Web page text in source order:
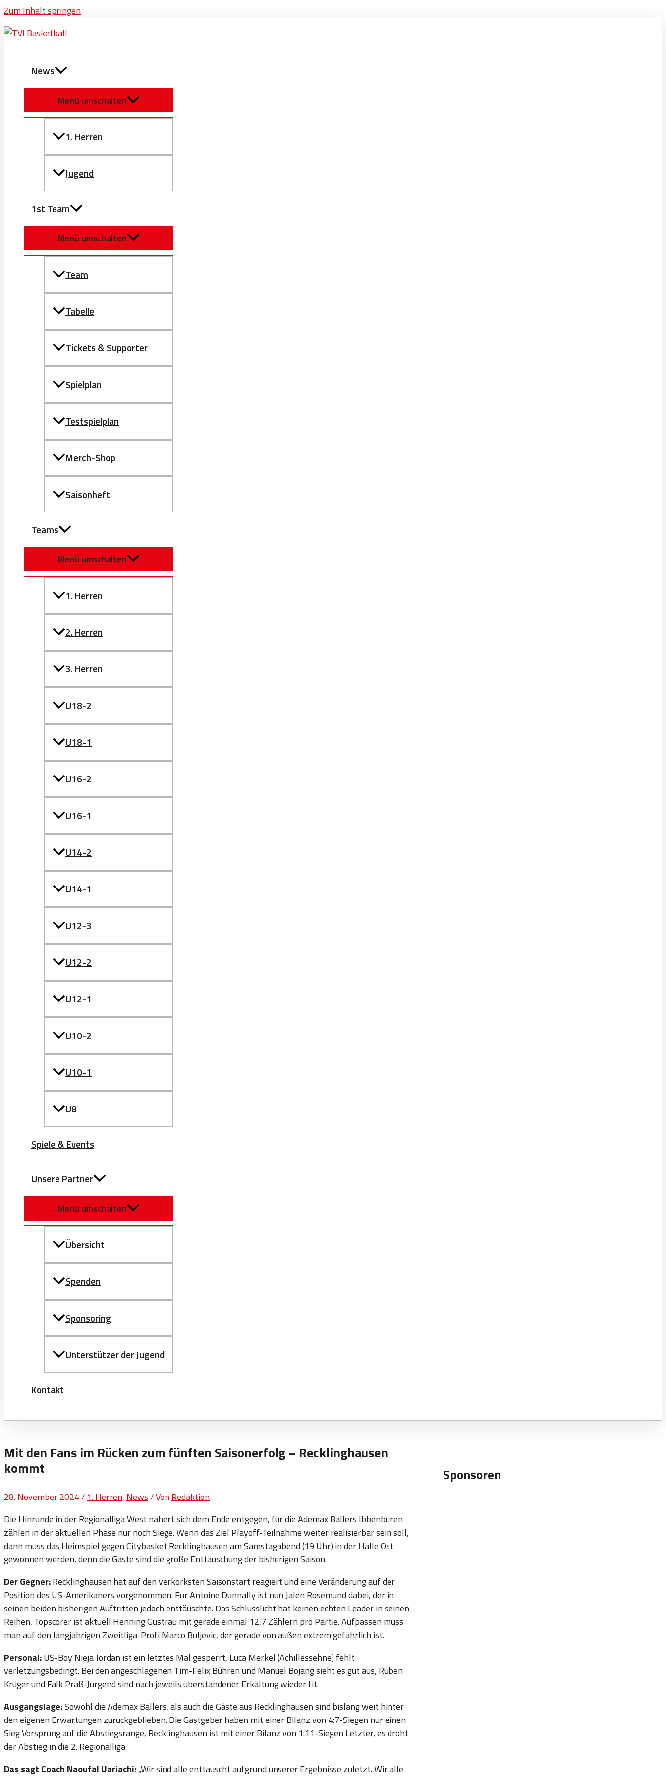
Zum Inhalt springen
News
Menü umschalten
1. Herren
Jugend
1st Team
Menü umschalten
Team
Tabelle
Tickets & Supporter
Spielplan
Testspielplan
Merch-Shop
Saisonheft
Teams
Menü umschalten
1. Herren
2. Herren
3. Herren
U18-2
U18-1
U16-2
U16-1
U14-2
U14-1
U12-3
U12-2
U12-1
U10-2
U10-1
U8
Spiele & Events
Unsere Partner
Menü umschalten
Übersicht
Spenden
Sponsoring
Unterstützer der Jugend
Kontakt
Mit den Fans im Rücken zum fünften Saisonerfolg – Recklinghausen
kommt
28. November 2024/ 1. Herren, News/ VonRedaktion
Die Hinrunde in der Regionalliga West nähert sich dem Ende entgegen, für die Ademax Ballers Ibbenbüren
zählen in der aktuellen Phase nur noch Siege. Wenn das Ziel Playoff-Teilnahme weiter realisierbar sein soll,
dann muss das Heimspiel gegen Citybasket Recklinghausen am Samstagabend (19 Uhr) in der Halle Ost
gewonnen werden, denn die Gäste sind die große Enttäuschung der bisherigen Saison.
Der Gegner:Recklinghausen hat auf den verkorksten Saisonstart reagiert und eine Veränderung auf der
Position des US-Amerikaners vorgenommen. Für Antoine Dunnally ist nun Jalen Rosemund dabei, der in
seinen beiden bisherigen Auftritten jedoch enttäuschte. Das Schlusslicht hat keinen echten Leader in seinen
Reihen, Topscorer ist aktuell Henning Gustrau mit gerade einmal 12,7 Zählern pro Partie. Aufpassen muss
man auf den langjährigen Zweitliga-Profi Marco Buljevic, der gerade von außen extrem gefährlich ist.
Personal:US-Boy Nieja Jordan ist ein letztes Mal gesperrt, Luca Merkel (Achillessehne) fehlt
verletzungsbedingt. Bei den angeschlagenen Tim-Felix Bühren und Manuel Bojang sieht es gut aus, Ruben
Krüger und Falk Praß-Jürgend sind nach jeweils überstandener Erkältung wieder fit.
Ausgangslage:Sowohl die Ademax Ballers, als auch die Gäste aus Recklinghausen sind bislang weit hinter
den eigenen Erwartungen zurückgeblieben. Die Gastgeber haben mit einer Bilanz von 4:7-Siegen nur einen
Sieg Vorsprung auf die Abstiegsränge, Recklinghausen ist mit einer Bilanz von 1:11-Siegen Letzter, es droht
der Abstieg in die 2. Regionalliga.
Das sagt Coach Naoufal Uariachi:„Wir sind alle enttäuscht aufgrund unserer Ergebnisse zuletzt. Wir alle
Sponsoren